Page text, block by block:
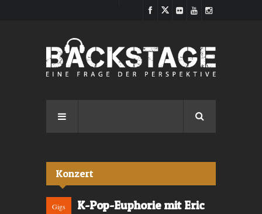
Konzert
Gigs
K-Pop-Euphorie mit Eric